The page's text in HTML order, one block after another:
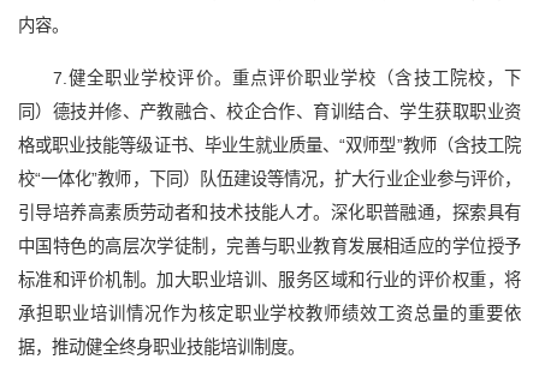
内容。
7.健全职业学校评价。重点评价职业学校（含技工院校，下
同）德技并修、产教融合、校企合作、育训结合、学生获取职业资
格或职业技能等级证书、毕业生就业质量、“双师型”教师（含技工院
校“一体化”教师，下同）队伍建设等情况，扩大行业企业参与评价，
引导培养高素质劳动者和技术技能人才。深化职普融通，探索具有
中国特色的高层次学徒制，完善与职业教育发展相适应的学位授予
标准和评价机制。加大职业培训、服务区域和行业的评价权重，将
承担职业培训情况作为核定职业学校教师绩效工资总量的重要依
据，推动健全终身职业技能培训制度。